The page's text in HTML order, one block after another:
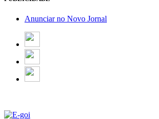
Anunciar no Novo Jornal